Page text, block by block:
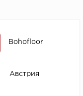
Bohofloor
Австрия